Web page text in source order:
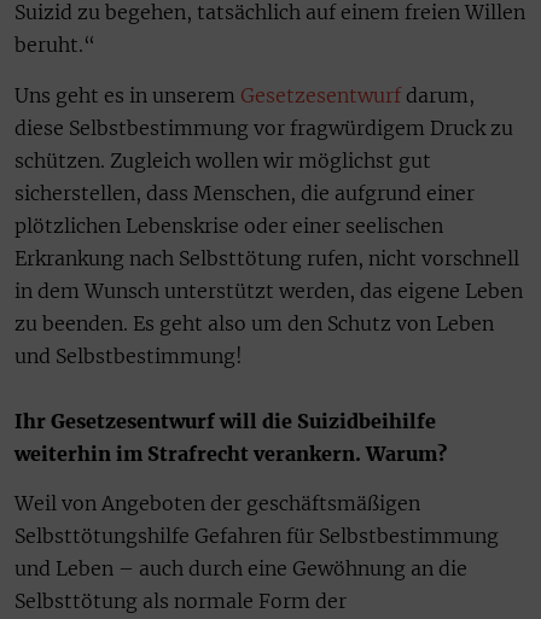
Suizid zu begehen, tatsächlich auf einem freien Willen
beruht.“
Uns geht es in unserem Gesetzesentwurfdarum,
diese Selbstbestimmung vor fragwürdigem Druck zu
schützen. Zugleich wollen wir möglichst gut
sicherstellen, dass Menschen, die aufgrund einer
plötzlichen Lebenskrise oder einer seelischen
Erkrankung nach Selbsttötung rufen, nicht vorschnell
in dem Wunsch unterstützt werden, das eigene Leben
zu beenden. Es geht also um den Schutz von Leben
und Selbstbestimmung!
Ihr Gesetzesentwurf will die Suizidbeihilfe
weiterhin im Strafrecht verankern. Warum?
Weil von Angeboten der geschäftsmäßigen
Selbsttötungshilfe Gefahren für Selbstbestimmung
und Leben – auch durch eine Gewöhnung an die
Selbsttötung als normale Form der